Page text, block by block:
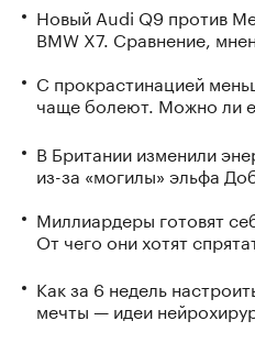
Новый Audi Q9 против
BMW X7. Сравнение,
С прокрастинацией
чаще болеют. Можно ли
В Британии изменили
из-за «могилы» эльфа
Миллиардеры готовят
От чего они хотят
Как за 6 недель
мечты — идеи